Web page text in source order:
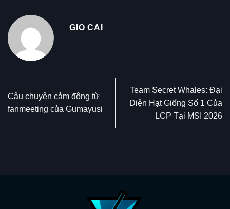
GIO CAI
Câu chuyện cảm động từ
fanmeeting của Gumayusi
Team Secret Whales: Đại
Diện Hạt Giống Số 1 Của
LCP Tại MSI 2026